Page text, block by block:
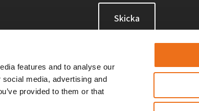
features and to analyse our
media, advertising and
provided to them or that
Skicka